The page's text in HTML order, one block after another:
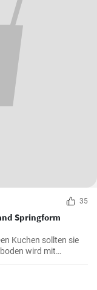
35
Springform
Kuchen sollten sie
wird mit
belegt. Fruchtig ,